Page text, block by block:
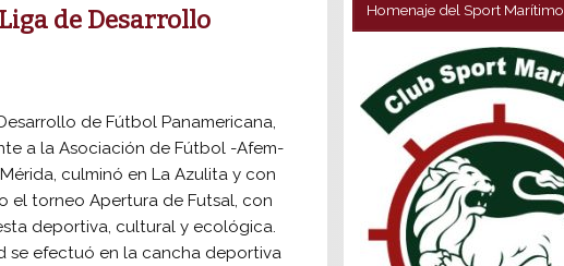
de Desarrollo
de Fútbol Panamericana,
a la Asociación de Fútbol -Afem-
culminó en La Azulita y con
el torneo Apertura de Futsal, con
deportiva, cultural y ecológica.
se efectuó en la cancha deportiva
Homenaje del Sport Marítimo